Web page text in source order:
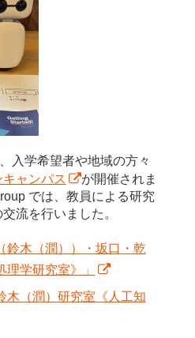
入学希望者や地域の方々
ャンパス
が開催されま
では、教員による研究
流を行いました。
鈴木（潤））・坂口・乾
学研究室》」
木（潤）研究室《人工知